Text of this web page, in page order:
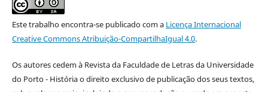
Este trabalho encontra-se publicado com a Licença Internacional
Creative Commons Atribuição-CompartilhaIgual 4.0.
Os autores cedem à Revista da Faculdade de Letras da Universidade
do Porto - Históriao direito exclusivo de publicação dos seus textos,